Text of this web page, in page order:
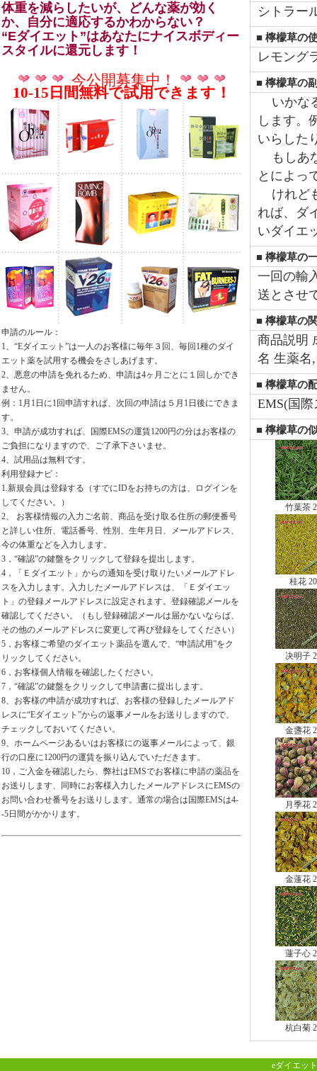
体重を減らしたいが、どんな薬が効く
か、自分に適応するかわからない？
“Eダイエット”はあなたにナイスボディー
スタイルに還元します！
今公開募集中！
10-15日間無料で試用できます！
申請のルール：
1、“Eダイエット”は一人のお客様に毎年３回、毎回1種のダイ
エット薬を試用する機会をさしあげます。
2、悪意の申請を免れるため、申請は4ヶ月ごとに１回しかでき
ません。
例：1月1日に1回申請すれば、次回の申請は５月1日後にできま
す。
3、申請が成功すれば、国際EMSの運賃1200円の分はお客様の
ご負担になりますので、ご了承下さいませ。
4、試用品は無料です。
利用登録ナビ：
1.新規会員は登録する（すでにIDをお持ちの方は、ログインを
してください。）
2、 お客様情報の入力ご名前、商品を受け取る住所の郵便番号
と詳しい住所、電話番号、性別、生年月日、メールアドレス、
今の体重などを入力します。
3，“確認”の鍵盤をクリックして登録を提出します。
4，「Ｅダイエット」からの通知を受け取りたいメールアドレ
スを入力します。入力したメールアドレスは、「Ｅダイエッ
ト」の登録メールアドレスに設定されます。登録確認メールを
確認してください。（もし登録確認メールは届かないならば、
その他のメールアドレスに変更して再び登録をしてください）
5，お客様ご希望のダイエット薬品を選んで、“申請試用”をク
リックしてください。
6，お客様個人情報を確認したください。
7，“確認”の鍵盤をクリックして申請書に提出します。
8、お客様の申請が成功すれば、お客様の登録したメールアド
レスに“Eダイエット”からの返事メールをお送りしますので、
チェックしておいてください。
9、ホームページあるいはお客様にの返事メールによって、銀
行の口座に1200円の運賃を振り込んでいただきます。
10，ご入金を確認したら、弊社はEMSでお客様に申請の薬品を
お送りします、同時にお客様入力したメールアドレスにEMSの
お問い合わせ番号をお送りします。通常の場合は国際EMSは4-
-5日間がかかります。
シトラー
■ 檸檬草の
レモング
■ 檸檬草の
いかな
します。
いらした
もしあ
とによっ
けれど
れば、ダ
いダイエ
■ 檸檬草の
一回の輸
送とさせ
■ 檸檬草の
商品説明
名 生薬名
■ 檸檬草の
EMS(国
■ 檸檬草の
竹葉茶
桂花
决明子
金盞花
月季花
金蓮花
蓮子心
杭白菊
eダイエッ